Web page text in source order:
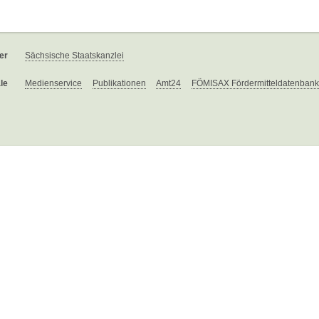
Sächsische Staatskanzlei
Medienservice Publikationen Amt24 FÖMISAX Fördermitteldatenbank